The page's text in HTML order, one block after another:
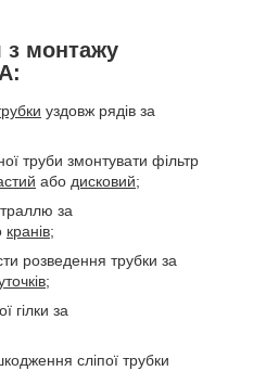
з монтажу
уздовж рядів за
труби змонтувати фільтр
або дисковий;
за
кранів;
розведення трубки за
гілки за
сліпої трубки